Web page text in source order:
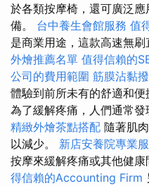
於各類按摩椅，還可廣泛
備。 台中養生會館服務 值
是商業用途，這款高速無刷
外燴推薦名單 值得信賴的
公司的費用範圍 筋膜沾黏
體驗到前所未有的舒適和便
為了緩解疼痛，人們通常發
精緻外燴茶點搭配 隨著肌
以減少。 新店安養院專業
按摩來緩解疼痛或其他健康
得信賴的Accounting Firm